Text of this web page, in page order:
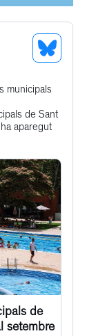
See
Profile
municipals
de Sant
aparegut
de
setembre